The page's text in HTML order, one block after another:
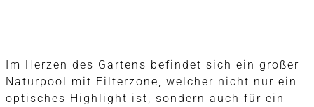
Im Herzen des Gartens befindet sich ein großer
Naturpool mit Filterzone, welcher nicht nur ein
optisches Highlight ist, sondern auch für ein